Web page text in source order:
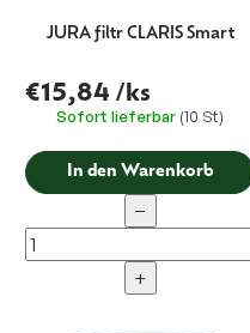
JURA filtr CLARIS Smart
€15,84 /ks
Sofort lieferbar (10 St)
In den Warenkorb
−
+